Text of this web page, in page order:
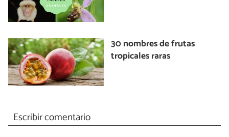
30 nombres de frutas
tropicales raras
Escribir comentario